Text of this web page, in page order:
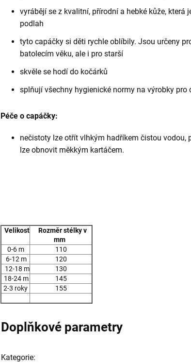
vyrábějí se z kvalitní, přírodní a hebké kůže, která
podlah
tyto capáčky si děti rychle oblíbily. Jsou určeny
batolecím věku, ale i pro starší
skvěle se hodí do kočárků
splňují všechny hygienické normy na výrobky pro
Péče o capáčky:
nečistoty lze otřít vlhkým hadříkem čistou vodou,
lze obnovit měkkým kartáčem.
Velikost
Rozměr stélky v
mm
0-6 m
110
6-12 m
120
12-18 m
130
18-24 m
145
2-3 roky
155
Doplňkové parametry
Kategorie: